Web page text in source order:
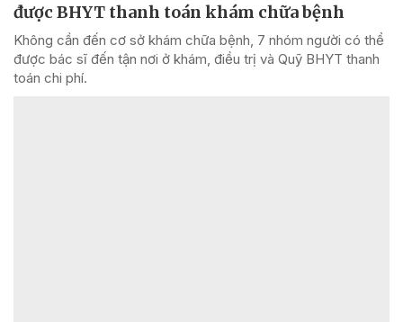
được BHYT thanh toán khám chữa bệnh
Không cần đến cơ sở khám chữa bệnh, 7 nhóm người có thể
được bác sĩ đến tận nơi ở khám, điều trị và Quỹ BHYT thanh
toán chi phí.